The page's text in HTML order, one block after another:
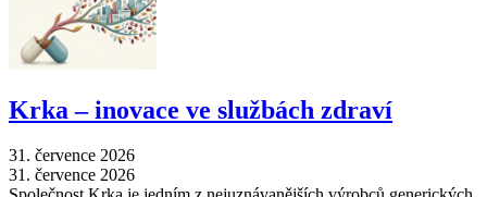
Krka –⁠ inovace ve službách zdraví
31. července 2026
31. července 2026